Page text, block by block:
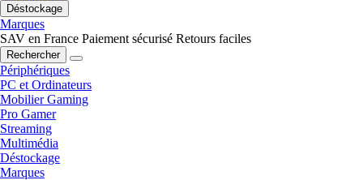
Déstockage
Marques
SAV en France Paiement sécurisé Retours faciles
Rechercher
Périphériques
PC et Ordinateurs
Mobilier Gaming
Pro Gamer
Streaming
Multimédia
Déstockage
Marques